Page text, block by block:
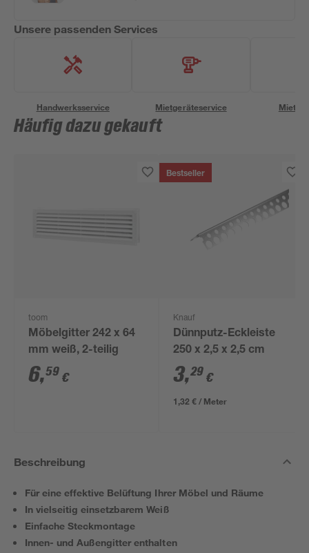
Unsere passenden Services
Handwerksservice Mietgeräteservice
Häufig dazu gekauft
toom
Möbelgitter 242 x 64
mm weiß, 2-teilig
6,59 €
Bestseller
Knauf
Dünnputz-Eckleiste
250 x 2,5 x 2,5 cm
3,29 €
1,32 € / Meter
Beschreibung
Für eine effektive Belüftung Ihrer Möbel und Räume
In vielseitig einsetzbarem Weiß
Einfache Steckmontage
Innen- und Außengitter enthalten